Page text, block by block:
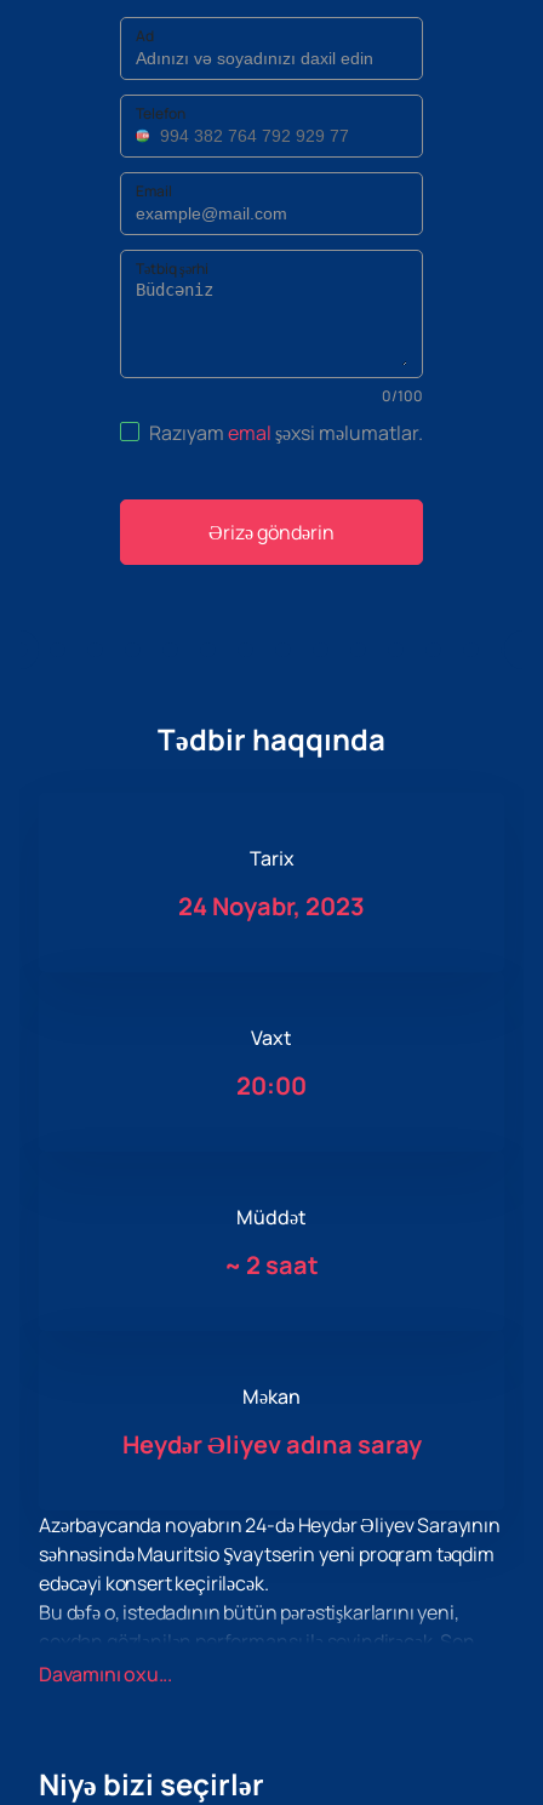
Ad
Telefon
Email
Tətbiq şərhi
0/100
Razıyamemalşəxsi məlumatlar.
Ərizə göndərin
Tədbir haqqında
Tarix
24 Noyabr, 2023
Vaxt
20:00
Müddət
~ 2 saat
Məkan
Heydər Əliyev adına saray
Azərbaycanda noyabrın 24-də Heydər Əliyev Sarayının
səhnəsində Mauritsio Şvaytserin yeni proqram təqdim
edəcəyi konsert keçiriləcək.
Bu dəfə o, istedadının bütün pərəstişkarlarını yeni,
çoxdan gözlənilən performansı ilə sevindirəcək. Son
albomunun işıq üzü görməsindən keçən müddət
Maurizio Schweitzer çox çıxış edir. Onun müxtəlif
Davamını oxu...
Niyə bizi seçirlər